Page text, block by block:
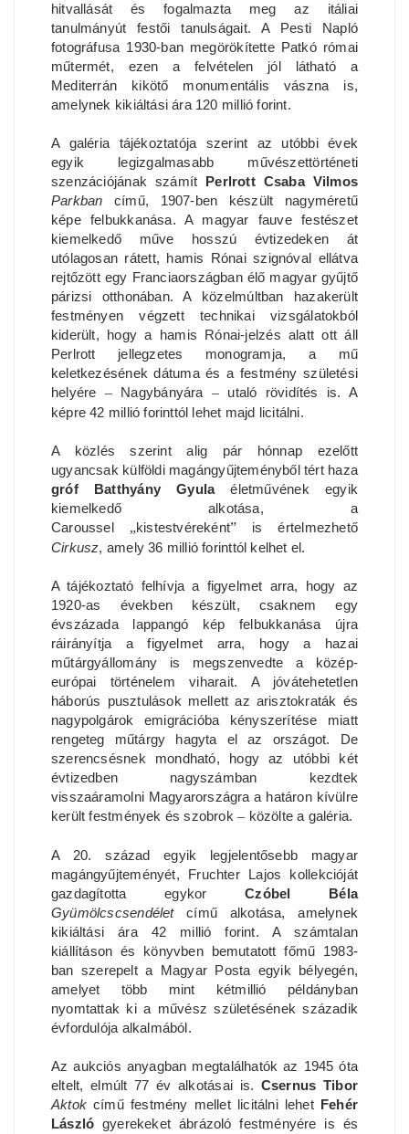
hitvallását és fogalmazta meg az itáliai
tanulmányút festői tanulságait. A Pesti Napló
fotográfusa 1930-ban megörökítette Patkó római
műtermét, ezen a felvételen jól látható a
Mediterrán kikötő monumentális vászna is,
amelynek kikiáltási ára 120 millió forint.
A galéria tájékoztatója szerint az utóbbi évek
egyik legizgalmasabb művészettörténeti
szenzációjának számít Perlrott Csaba Vilmos
Parkbancímű, 1907-ben készült nagyméretű
képe felbukkanása. A magyar fauve festészet
kiemelkedő műve hosszú évtizedeken át
utólagosan rátett, hamis Rónai szignóval ellátva
rejtőzött egy Franciaországban élő magyar gyűjtő
párizsi otthonában. A közelmúltban hazakerült
festményen végzett technikai vizsgálatokból
kiderült, hogy a hamis Rónai-jelzés alatt ott áll
Perlrott jellegzetes monogramja, a mű
keletkezésének dátuma és a festmény születési
helyére – Nagybányára – utaló rövidítés is. A
képre 42 millió forinttól lehet majd licitálni.
A közlés szerint alig pár hónnap ezelőtt
ugyancsak külföldi magángyűjteményből tért haza
gróf Batthyány Gyulaéletművének egyik
kiemelkedő alkotása, a
Caroussel „kistestvéreként” is értelmezhető
Cirkusz, amely 36 millió forinttól kelhet el.
A tájékoztató felhívja a figyelmet arra, hogy az
1920-as években készült, csaknem egy
évszázada lappangó kép felbukkanása újra
ráirányítja a figyelmet arra, hogy a hazai
műtárgyállomány is megszenvedte a közép-
európai történelem viharait. A jóvátehetetlen
háborús pusztulások mellett az arisztokraták és
nagypolgárok emigrációba kényszerítése miatt
rengeteg műtárgy hagyta el az országot. De
szerencsésnek mondható, hogy az utóbbi két
évtizedben nagyszámban kezdtek
visszaáramolni Magyarországra a határon kívülre
került festmények és szobrok– közölte a galéria.
A 20. század egyik legjelentősebb magyar
magángyűjteményét, Fruchter Lajos kollekcióját
gazdagította egykorCzóbel Béla
Gyümölcscsendéletcímű alkotása, amelynek
kikiáltási ára 42 millió forint. A számtalan
kiállításon és könyvben bemutatott főmű 1983-
ban szerepelt a Magyar Posta egyik bélyegén,
amelyet több mint kétmillió példányban
nyomtattak ki a művész születésének századik
évfordulója alkalmából.
Az aukciós anyagban megtalálhatók az 1945 óta
eltelt, elmúlt 77 év alkotásai is. Csernus Tibor
Aktokcímű festmény mellet licitálni lehet Fehér
László gyerekeket ábrázoló festményére is és